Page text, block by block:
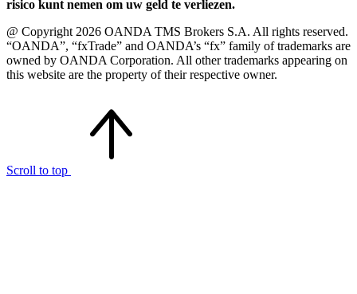
risico kunt nemen om uw geld te verliezen.
@ Copyright 2026 OANDA TMS Brokers S.A. All rights reserved.
“OANDA”, “fxTrade” and OANDA’s “fx” family of trademarks are
owned by OANDA Corporation. All other trademarks appearing on
this website are the property of their respective owner.
Scroll to top